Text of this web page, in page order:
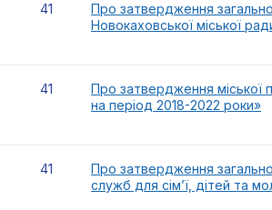
41
Про затвердження
Новокаховської міської
41
Про затвердження міської
на період 2018-2022 роки»
41
Про затвердження
служб для сім’ї, дітей та